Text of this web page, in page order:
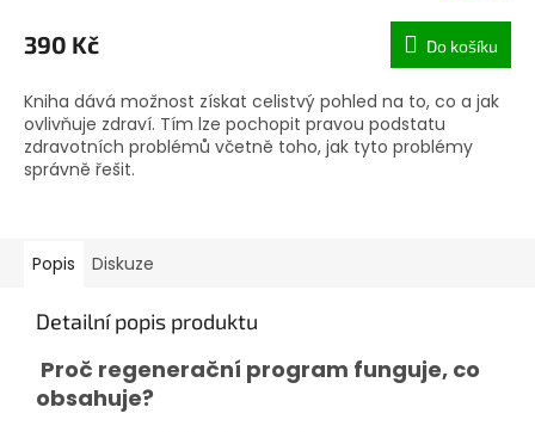
390 Kč Do košíku
Kniha dává možnost získat celistvý pohled na to, co a jak
ovlivňuje zdraví. Tím lze pochopit pravou podstatu
zdravotních problémů včetně toho, jak tyto problémy
správně řešit.
Popis Diskuze
Detailní popis produktu
Proč regenerační program funguje, co
obsahuje?